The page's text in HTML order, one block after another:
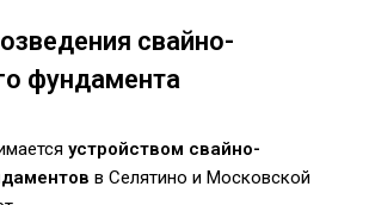
свайно-
фундамента
устройством свайно-
в Селятино и Московской